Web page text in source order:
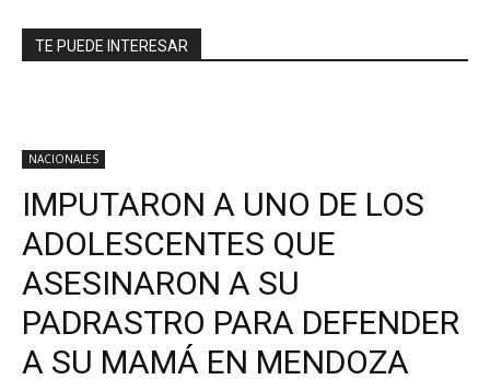
TE PUEDE INTERESAR